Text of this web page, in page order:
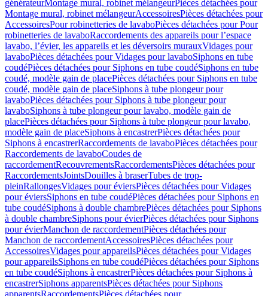
générateurMontage mural, robinet mélangeurPièces détachées pour
Montage mural, robinet mélangeurAccessoiresPièces détachées pour
AccessoiresPour robinetteries de lavaboPièces détachées pour Pour
robinetteries de lavaboRaccordements des appareils pour l’espace
lavabo, l’évier, les appareils et les déversoirs murauxVidages pour
lavaboPièces détachées pour Vidages pour lavaboSiphons en tube
coudéPièces détachées pour Siphons en tube coudéSiphons en tube
coudé, modèle gain de placePièces détachées pour Siphons en tube
coudé, modèle gain de placeSiphons à tube plongeur pour
lavaboPièces détachées pour Siphons à tube plongeur pour
lavaboSiphons à tube plongeur pour lavabo, modèle gain de
placePièces détachées pour Siphons à tube plongeur pour lavabo,
modèle gain de placeSiphons à encastrerPièces détachées pour
Siphons à encastrerRaccordements de lavaboPièces détachées pour
Raccordements de lavaboCoudes de
raccordementRecouvrementsRaccordementsPièces détachées pour
RaccordementsJointsDouilles à braserTubes de trop-
pleinRallongesVidages pour éviersPièces détachées pour Vidages
pour éviersSiphons en tube coudéPièces détachées pour Siphons en
tube coudéSiphons à double chambrePièces détachées pour Siphons
à double chambreSiphons pour évierPièces détachées pour Siphons
pour évierManchon de raccordementPièces détachées pour
Manchon de raccordementAccessoiresPièces détachées pour
AccessoiresVidages pour appareilsPièces détachées pour Vidages
pour appareilsSiphons en tube coudéPièces détachées pour Siphons
en tube coudéSiphons à encastrerPièces détachées pour Siphons à
encastrerSiphons apparentsPièces détachées pour Siphons
apparentsRaccordementsPièces détachées pour